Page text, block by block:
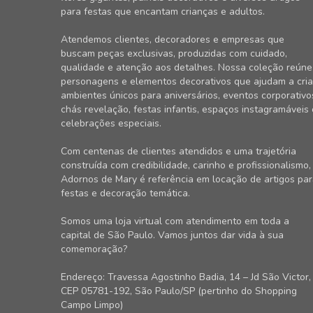
para festas que encantam crianças e adultos.
Atendemos clientes, decoradores e empresas que
buscam peças exclusivas, produzidas com cuidado,
qualidade e atenção aos detalhes. Nossa coleção reúne
personagens e elementos decorativos que ajudam a
ambientes únicos para aniversários, eventos
chás revelação, festas infantis, espaços instagramáveis
celebrações especiais.
Com centenas de clientes atendidos e uma trajetória
construída com credibilidade, carinho e profissionalismo,
Adornos de Mary é referência em locação de artigos
festas e decoração temática.
Somos uma loja virtual com atendimento em toda a
capital de São Paulo. Vamos juntos dar vida à sua
comemoração?
Endereço: Travessa Agostinho Badia, 14 – Jd São Victor,
CEP 05781-192, São Paulo/SP (pertinho do Shopping
Campo Limpo)